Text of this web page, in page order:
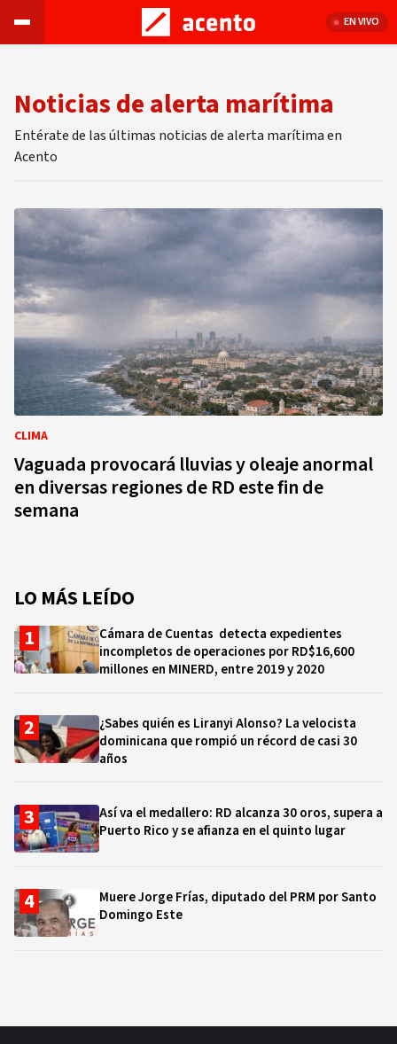
EN VIVO
Noticias de alerta marítima
Entérate de las últimas noticias de alerta marítima en
Acento
CLIMA
Vaguada provocará lluvias y oleaje anormal
en diversas regiones de RD este fin de
semana
LO MÁS LEÍDO
Cámara de Cuentas detecta expedientes
incompletos de operaciones por RD$16,600
millones en MINERD, entre 2019 y 2020
¿Sabes quién es Liranyi Alonso? La velocista
dominicana que rompió un récord de casi 30
años
Así va el medallero: RD alcanza 30 oros, supera a
Puerto Rico y se afianza en el quinto lugar
Muere Jorge Frías, diputado del PRM por Santo
Domingo Este